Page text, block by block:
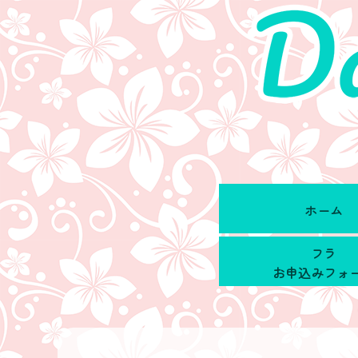
ホーム
フラ
お申込みフォ